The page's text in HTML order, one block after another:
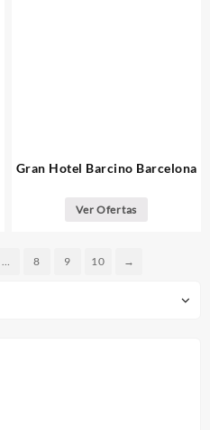
Gran Hotel Barcino Barcelona
Ver Ofertas
8 9 10 →